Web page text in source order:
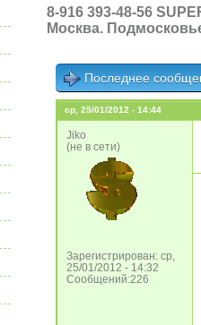
8-916 393-48-56
Москва.
Последнее
ср, 25/01/2012 - 14:44
Jiko
(не в сети)
Зарегистрирован: ср,
25/01/2012 - 14:32
Сообщений:226